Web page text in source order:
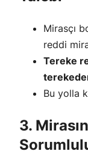
Mirasçı
reddi
Tereke
Bu yolla
3.